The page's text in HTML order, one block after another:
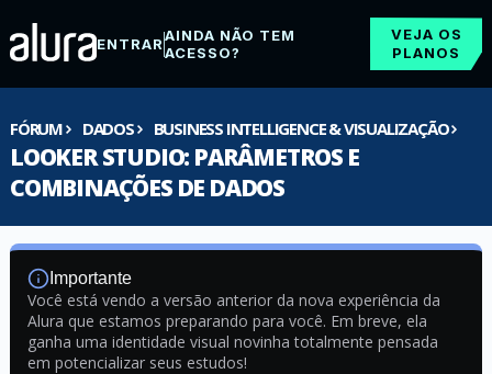
ENTRARAINDA NÃO TEM
ACESSO?
VEJA OS
PLANOS
FÓRUM DADOS BUSINESS INTELLIGENCE & VISUALIZAÇÃO
LOOKER STUDIO: PARÂMETROS E
COMBINAÇÕES DE DADOS
Importante
Você está vendo a versão anterior da nova experiência da
Alura que estamos preparando para você. Em breve, ela
ganha uma identidade visual novinha totalmente pensada
em potencializar seus estudos!